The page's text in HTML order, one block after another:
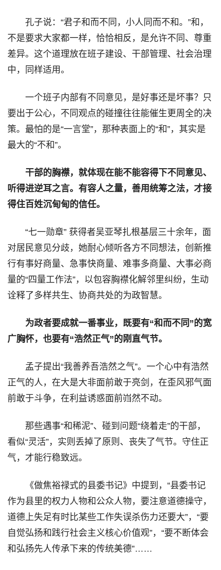
孔子说：“君子和而不同，小人同而不和。”和，
不是要求大家都一样，恰恰相反，是允许不同、尊重
差异。这个道理放在班子建设、干部管理、社会治理
中，同样适用。
一个班子内部有不同意见，是好事还是坏事？只
要出于公心，不同观点的碰撞往往能催生更周全的决
策。最怕的是“一言堂”，那种表面上的“和”，其实是
最大的“不和”。
干部的胸襟，就体现在能不能容得下不同意见、
听得进逆耳之言。有容人之量，善用统筹之法，才接
得住百姓沉甸甸的信任。
“七一勋章” 获得者吴亚琴扎根基层三十余年，面
对居民意见分歧，她耐心倾听各方不同想法，创新推
行有事好商量、急事快商量、难事多商量、大事必商
量的“四量工作法”，以包容胸襟化解邻里纠纷，生动
诠释了多样共生、协商共处的为政智慧。
为政者要成就一番事业，既要有“和而不同”的宽
广胸怀，也要有“浩然正气”的刚直气节。
孟子提出“我善养吾浩然之气”。一个心中有浩然
正气的人，在大是大非面前敢于亮剑，在歪风邪气面
前敢于斗争，在利益诱惑面前岿然不动。
那些遇事“和稀泥”、碰到问题“绕着走”的干部，
看似“灵活”，实则丢掉了原则、丧失了气节。守住正
气，才能行稳致远。
《做焦裕禄式的县委书记》中提到，“县委书记
作为县里的权力人物和公众人物，要注意道德操守，
道德上失足有时比某些工作失误杀伤力还要大”，“要
自觉弘扬和践行社会主义核心价值观”，“要不断体会
和弘扬先人传承下来的传统美德”……